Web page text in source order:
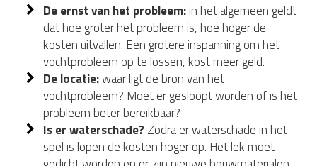
De ernst van het probleem:in het algemeen geldt
dat hoe groter het probleem is, hoe hoger de
kosten uitvallen. Een grotere inspanning om het
vochtprobleem op te lossen, kost meer geld.
De locatie:waar ligt de bron van het
vochtprobleem? Moet er gesloopt worden of is het
probleem beter bereikbaar?
Is er waterschade? Zodra er waterschade in het
spel is lopen de kosten hoger op. Het lek moet